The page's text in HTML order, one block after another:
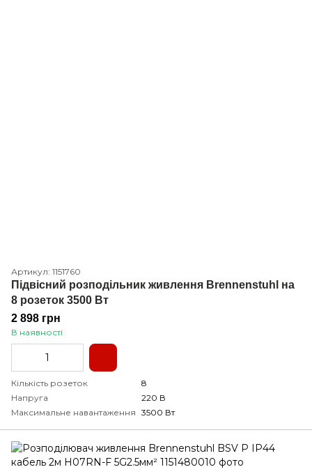
Артикул: 1151760
Підвісний розподільник живлення Brennenstuhl на
8 розеток 3500 Вт
2 898 грн
В наявності
Кількість розеток
8
Напруга
220 В
Максимальне навантаження 3500 Вт